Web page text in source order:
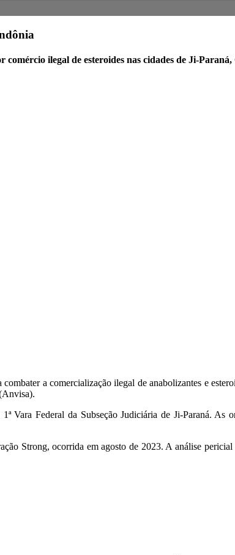
ilegal de esteroides nas cidades de Ji-
a comercialização ilegal de anabolizantes e
Vara Federal da Subseção Judiciária de Ji-Paraná.
Strong, ocorrida em agosto de 2023. A análise